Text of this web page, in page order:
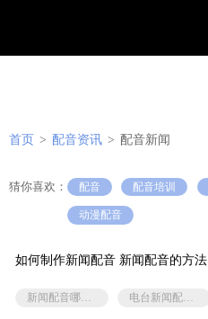
首页 > 配音资讯 > 配音新闻
猜你喜欢： 配音 配音培训
动漫配音
如何制作新闻配音 新闻配音的方法
新闻配音哪里有 电台新闻配音小技巧